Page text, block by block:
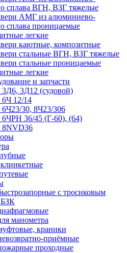
сплава ВГН, ВЗГ тяжелые
АМГ из алюминиево-
сплава проницаемые
легкие
каютные, композитные
стальные ВГН, ВЗГ тяжелые
стальные проницаемые
легкие
и запчасти
3Д6, 3Д12 (судовой)
6Ч 12/14
6Ч23/30, 8Ч23/306
6ЧРН 36/45 (Г-60), (64)
8NVD36
с тросиковым
манометра
краники
приёмные
проходные